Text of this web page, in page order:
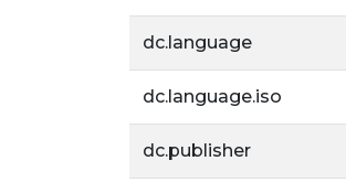
dc.language
dc.language.iso
dc.publisher